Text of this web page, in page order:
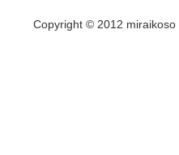
Copyright © 2012